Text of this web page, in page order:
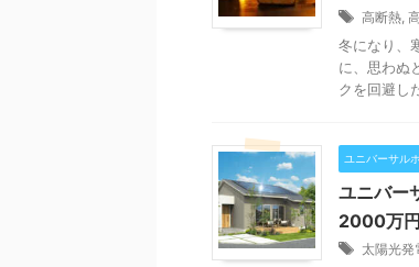
高断熱,
冬になり、
に、思わぬ
クを回避し
ユニバーサル
ユニバー
2000万円
太陽光発